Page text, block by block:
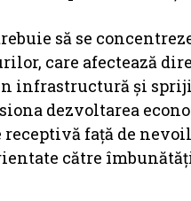
să se
care afectează
infrastructură și
dezvoltarea
față de
către